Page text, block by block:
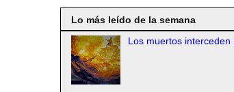
Lo más leído de la semana
Los muertos